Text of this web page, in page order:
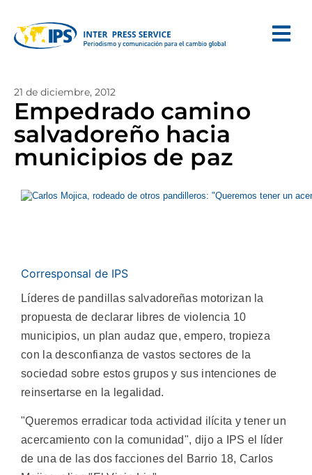
21 de diciembre, 2012
Empedrado camino
salvadoreño hacia
municipios de paz
Corresponsal de IPS
Líderes de pandillas salvadoreñas motorizan la
propuesta de declarar libres de violencia 10
municipios, un plan audaz que, empero, tropieza
con la desconfianza de vastos sectores de la
sociedad sobre estos grupos y sus intenciones de
reinsertarse en la legalidad.
"Queremos erradicar toda actividad ilícita y tener un
acercamiento con la comunidad", dijo a IPS el líder
de una de las dos facciones del Barrio 18, Carlos